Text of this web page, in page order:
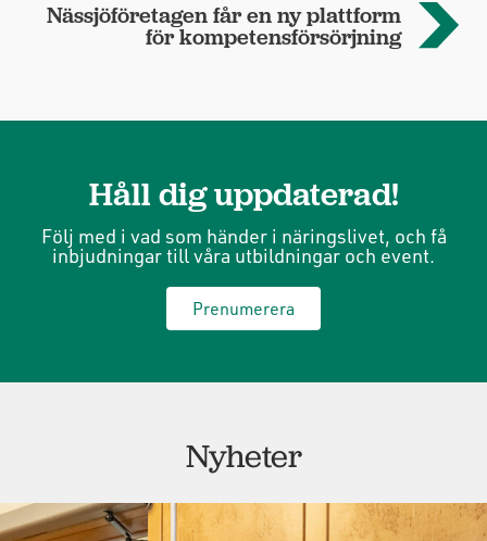
Nässjöföretagen får en ny plattform
för kompetensförsörjning
Håll dig uppdaterad!
Följ med i vad som händer i näringslivet, och få
inbjudningar till våra utbildningar och event.
Prenumerera
Nyheter